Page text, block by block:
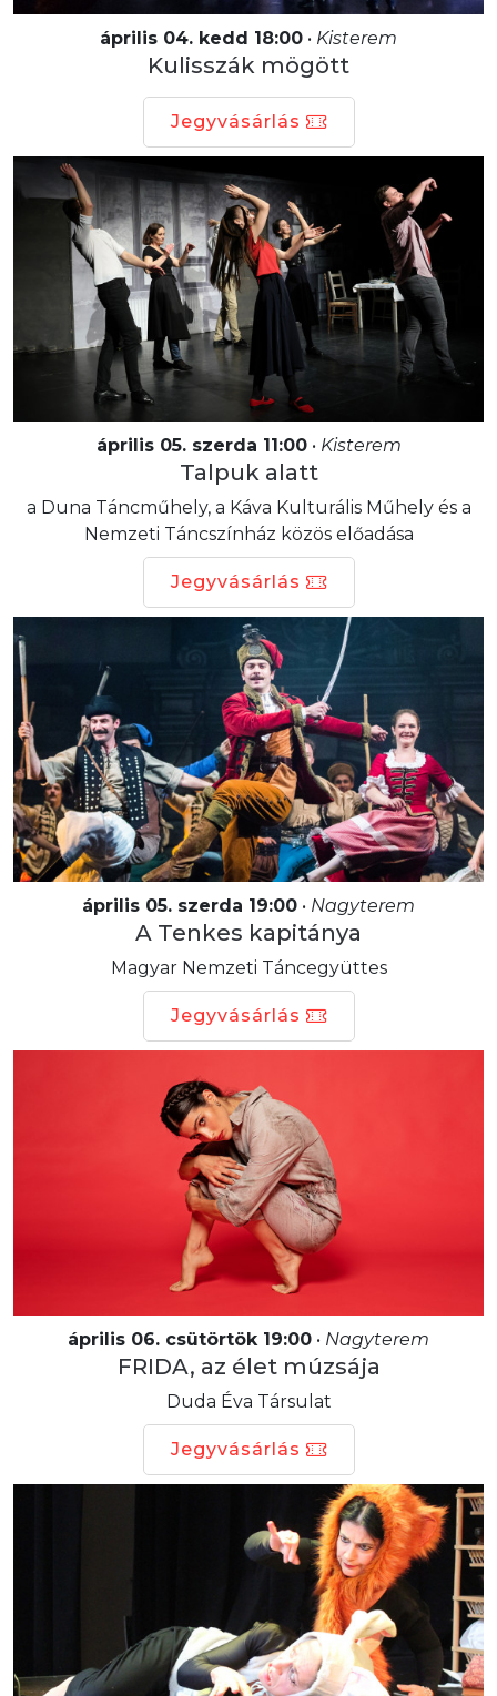
április 04. kedd 18:00 • Kisterem
Kulisszák mögött
Jegyvásárlás
április 05. szerda 11:00• Kisterem
Talpuk alatt
a Duna Táncműhely, a Káva Kulturális Műhely és a
Nemzeti Táncszínház közös előadása
Jegyvásárlás
április 05. szerda 19:00 • Nagyterem
A Tenkes kapitánya
Magyar Nemzeti Táncegyüttes
Jegyvásárlás
április 06. csütörtök 19:00 • Nagyterem
FRIDA, az élet múzsája
Duda Éva Társulat
Jegyvásárlás